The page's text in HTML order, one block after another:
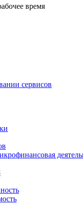
время
сервисов